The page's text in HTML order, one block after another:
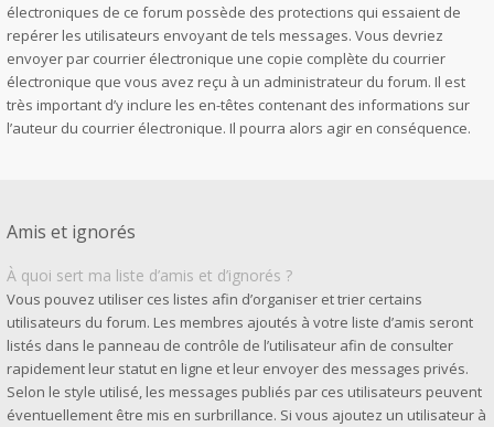
électroniques de ce forum possède des protections qui essaient de
repérer les utilisateurs envoyant de tels messages. Vous devriez
envoyer par courrier électronique une copie complète du courrier
électronique que vous avez reçu à un administrateur du forum. Il est
très important d’y inclure les en-têtes contenant des informations sur
l’auteur du courrier électronique. Il pourra alors agir en conséquence.
Amis et ignorés
À quoi sert ma liste d’amis et d’ignorés ?
Vous pouvez utiliser ces listes afin d’organiser et trier certains
utilisateurs du forum. Les membres ajoutés à votre liste d’amis seront
listés dans le panneau de contrôle de l’utilisateur afin de consulter
rapidement leur statut en ligne et leur envoyer des messages privés.
Selon le style utilisé, les messages publiés par ces utilisateurs peuvent
éventuellement être mis en surbrillance. Si vous ajoutez un utilisateur à